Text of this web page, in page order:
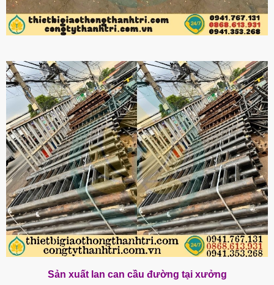
Sản xuất lan can cầu đường tại xưởng